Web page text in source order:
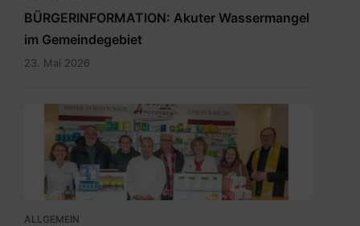
BÜRGERINFORMATION: Akuter Wassermangel
im Gemeindegebiet
23. Mai 2026
April
2026_INT.pdf
ALLGEMEIN